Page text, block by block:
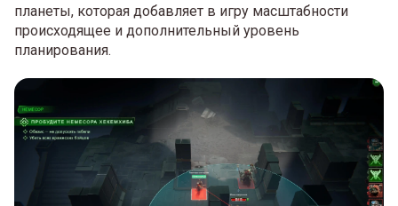
планеты, которая добавляет в игру масштабности
происходящее и дополнительный уровень
планирования.